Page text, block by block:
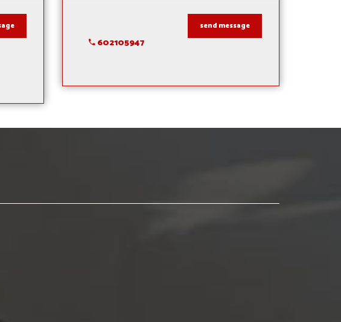
602105947
send message